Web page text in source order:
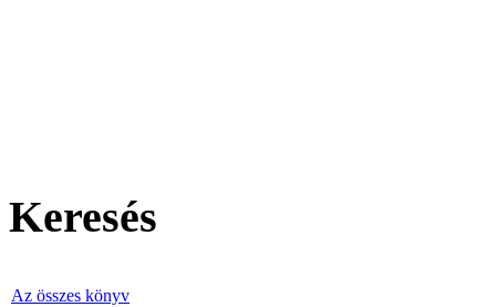
Keresés
Az összes könyv